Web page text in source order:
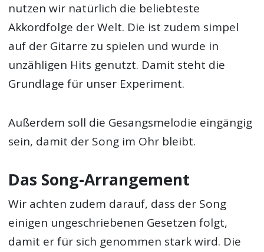
nutzen wir natürlich die beliebteste
Akkordfolge der Welt. Die ist zudem simpel
auf der Gitarre zu spielen und wurde in
unzähligen Hits genutzt. Damit steht die
Grundlage für unser Experiment.
Außerdem soll die Gesangsmelodie eingängig
sein, damit der Song im Ohr bleibt.
Das Song-Arrangement
Wir achten zudem darauf, dass der Song
einigen ungeschriebenen Gesetzen folgt,
damit er für sich genommen stark wird. Die